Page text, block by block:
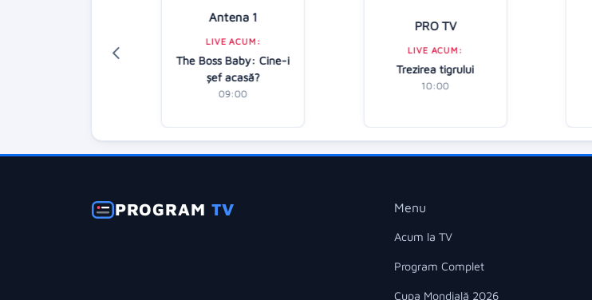
Antena 1
LIVE ACUM:
The Boss Baby: Cine-i
şef acasă?
09:00
PRO TV
LIVE ACUM:
Trezirea tigrului
10:00
PROGRAMTV Menu
Acum la TV
Program Complet
Cupa Mondială 2026